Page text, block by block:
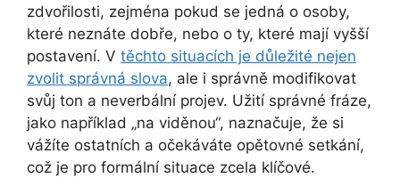
zdvořilosti, zejména pokud se jedná o osoby,
které neznáte dobře, nebo o ty, které mají vyšší
postavení. V těchto situacích je důležité nejen
zvolit správná slova, ale i správně modifikovat
svůj ton a neverbální projev. Užití správné fráze,
jako například „na viděnou“, naznačuje, že si
vážíte ostatních a očekáváte opětovné setkání,
což je pro formální situace zcela klíčové.